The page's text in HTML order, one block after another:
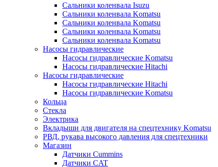
Сальники коленвала Isuzu
Сальники коленвала Komatsu
Сальники коленвала Komatsu
Сальники коленвала Komatsu
Сальники коленвала Komatsu
Насосы гидравлические
Насосы гидравлические Komatsu
Насосы гидравлические Hitachi
Насосы гидравлические
Насосы гидравлические Hitachi
Насосы гидравлические Komatsu
Кольца
Стекла
Электрика
Вкладыши для двигателя на спецтехнику Komatsu
РВД, рукава высокого давления для спецтехники
Магазин
Датчики Cummins
Датчики CAT